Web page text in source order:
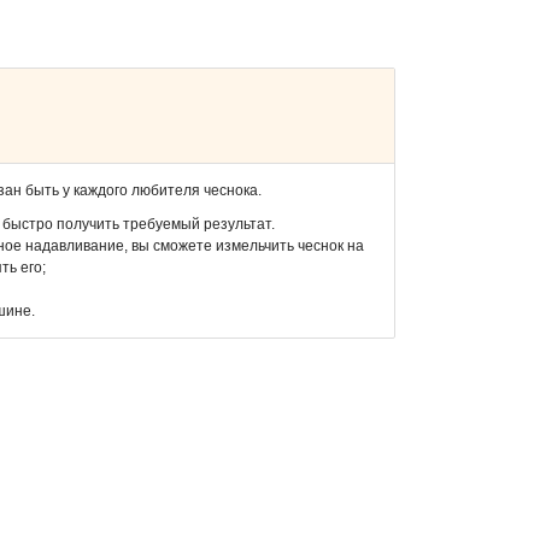
быть у каждого любителя чеснока.
получить требуемый результат.
надавливание, вы сможете измельчить чеснок на
его;